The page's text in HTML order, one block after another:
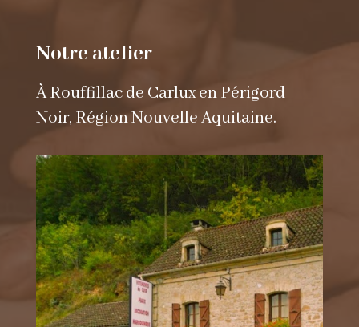
Notre atelier
À Rouffillac de Carlux en Périgord
Noir, Région Nouvelle Aquitaine.